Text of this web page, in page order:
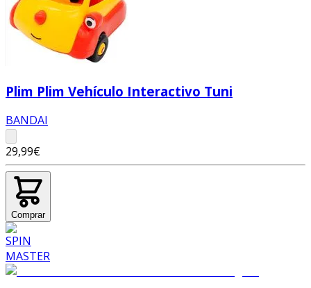
Plim Plim Vehículo Interactivo Tuni
BANDAI
29,99€
Comprar